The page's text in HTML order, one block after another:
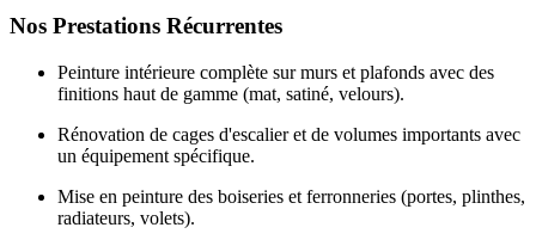
Nos Prestations Récurrentes
Peinture intérieure complète sur murs et plafonds avec des
finitions haut de gamme (mat, satiné, velours).
Rénovation de cages d'escalier et de volumes importants avec
un équipement spécifique.
Mise en peinture des boiseries et ferronneries (portes, plinthes,
radiateurs, volets).